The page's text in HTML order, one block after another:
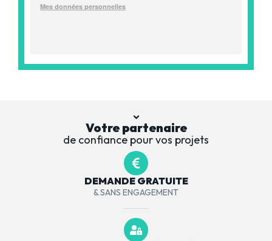
Votre partenaire
de confiance pour vos projets
DEMANDE GRATUITE
& SANS ENGAGEMENT